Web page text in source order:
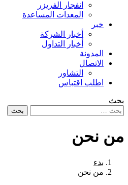
انفجار الفريزر
المعدات المساعدة
خبر
أخبار الشركة
أخبار التداول
المدونة
الاتصال
التشاور
اطلب اقتباس
بحث
بحث
من نحن
بدء
من نحن